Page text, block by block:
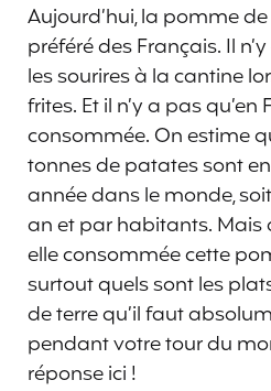
Aujourd’hui, la pomme
préféré des Français. Il
les sourires à la cantine
frites. Et il n’y a pas qu’en
consommée. On estime
tonnes de patates sont
année dans le monde,
an et par habitants. Mais
elle consommée cette
surtout quels sont les
de terre qu’il faut
pendant votre tour du
réponse ici !